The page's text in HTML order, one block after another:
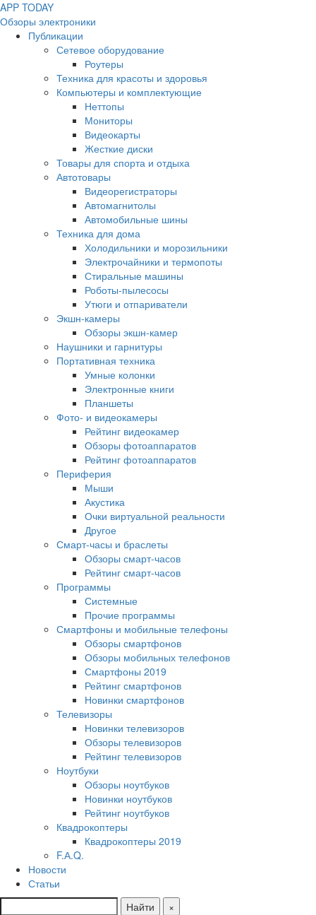
APP TODAY
Обзоры электроники
Публикации
Сетевое оборудование
Роутеры
Техника для красоты и здоровья
Компьютеры и комплектующие
Неттопы
Мониторы
Видеокарты
Жесткие диски
Товары для спорта и отдыха
Автотовары
Видеорегистраторы
Автомагнитолы
Автомобильные шины
Техника для дома
Холодильники и морозильники
Электрочайники и термопоты
Стиральные машины
Роботы-пылесосы
Утюги и отпариватели
Экшн-камеры
Обзоры экшн-камер
Наушники и гарнитуры
Портативная техника
Умные колонки
Электронные книги
Планшеты
Фото- и видеокамеры
Рейтинг видеокамер
Обзоры фотоаппаратов
Рейтинг фотоаппаратов
Периферия
Мыши
Акустика
Очки виртуальной реальности
Другое
Смарт-часы и браслеты
Обзоры смарт-часов
Рейтинг смарт-часов
Программы
Системные
Прочие программы
Смартфоны и мобильные телефоны
Обзоры смартфонов
Обзоры мобильных телефонов
Смартфоны 2019
Рейтинг смартфонов
Новинки смартфонов
Телевизоры
Новинки телевизоров
Обзоры телевизоров
Рейтинг телевизоров
Ноутбуки
Обзоры ноутбуков
Новинки ноутбуков
Рейтинг ноутбуков
Квадрокоптеры
Квадрокоптеры 2019
F.А.Q.
Новости
Статьи
Найти
×